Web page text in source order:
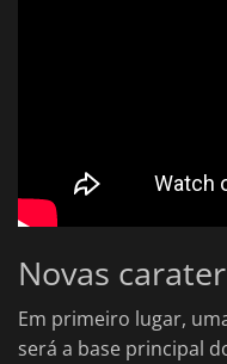
Novas
Em primeiro lugar,
será a base principal